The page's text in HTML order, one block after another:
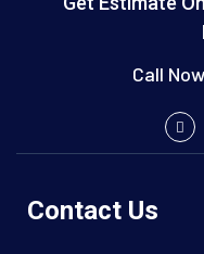
Call
Contact Us